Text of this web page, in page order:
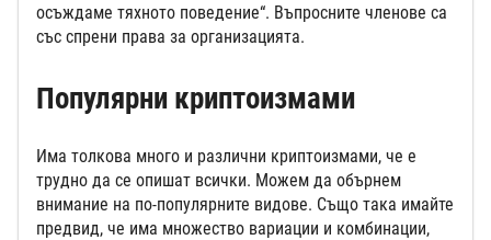
осъждаме тяхното поведение“. Въпросните членове са
със спрени права за организацията.
Популярни криптоизмами
Има толкова много и различни криптоизмами, че е
трудно да се опишат всички. Можем да обърнем
внимание на по-популярните видове. Също така имайте
предвид, че има множество вариации и комбинации,